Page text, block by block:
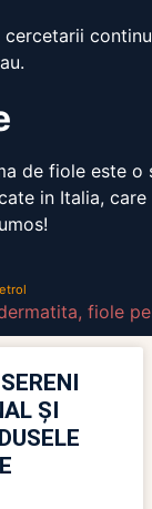
de fiole este o
in Italia,
, fiole
ȘI